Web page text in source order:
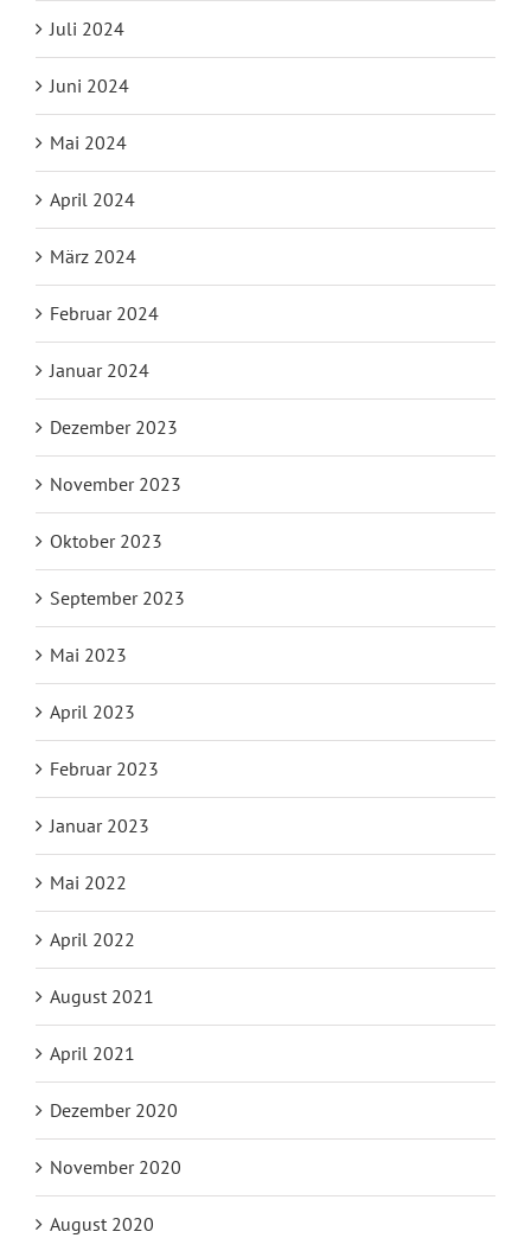
Juli 2024
Juni 2024
Mai 2024
April 2024
März 2024
Februar 2024
Januar 2024
Dezember 2023
November 2023
Oktober 2023
September 2023
Mai 2023
April 2023
Februar 2023
Januar 2023
Mai 2022
April 2022
August 2021
April 2021
Dezember 2020
November 2020
August 2020